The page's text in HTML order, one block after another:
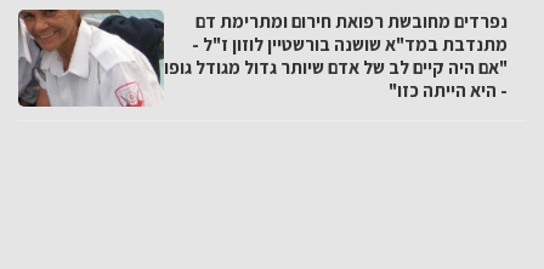
נפרדים מחובשת רפואת חירום ומתרימת דם
מתנדבת במד"א שושנה בורשטיין לוזון ז"ל -
"אם היה קיים לב של אדם שיותר גדול מגודל גופו
- היא הייתה כזו"